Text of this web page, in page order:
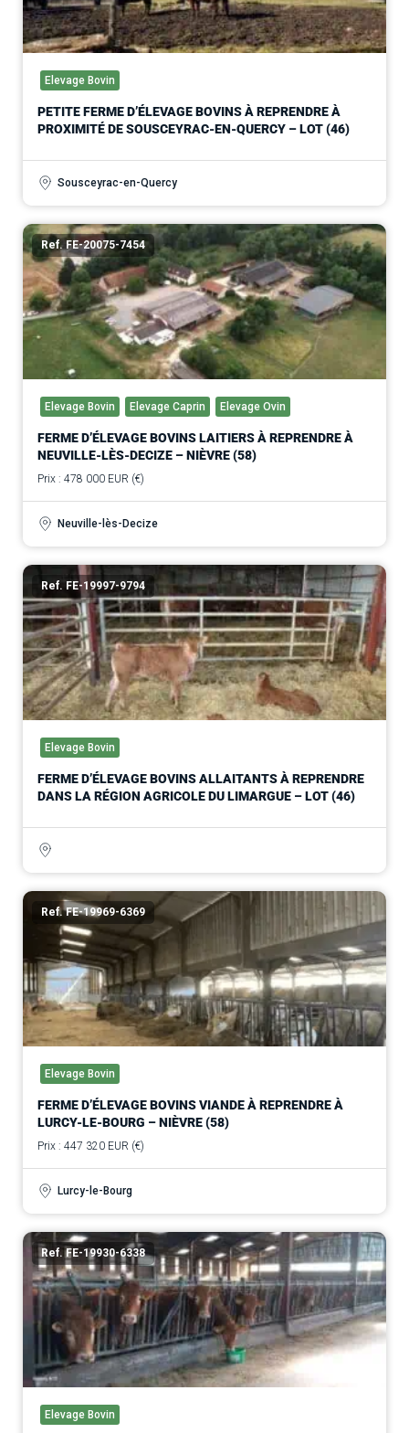
Elevage Bovin
PETITE FERME D’ÉLEVAGE BOVINS À REPRENDRE À
PROXIMITÉ DE SOUSCEYRAC-EN-QUERCY – LOT (46)
Sousceyrac-en-Quercy
Ref. FE-20075-7454
Elevage Bovin Elevage Caprin Elevage Ovin
FERME D’ÉLEVAGE BOVINS LAITIERS À REPRENDRE À
NEUVILLE-LÈS-DECIZE – NIÈVRE (58)
Prix : 478 000 EUR (€)
Neuville-lès-Decize
Ref. FE-19997-9794
Elevage Bovin
FERME D’ÉLEVAGE BOVINS ALLAITANTS À REPRENDRE
DANS LA RÉGION AGRICOLE DU LIMARGUE – LOT (46)
Ref. FE-19969-6369
Elevage Bovin
FERME D’ÉLEVAGE BOVINS VIANDE À REPRENDRE À
LURCY-LE-BOURG – NIÈVRE (58)
Prix : 447 320 EUR (€)
Lurcy-le-Bourg
Ref. FE-19930-6338
Elevage Bovin